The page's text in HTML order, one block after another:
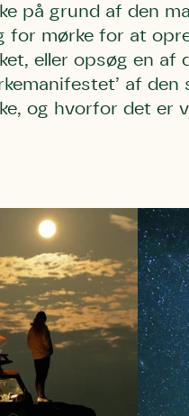
på grund af den
for mørke for at
eller opsøg en af
af
og hvorfor det er